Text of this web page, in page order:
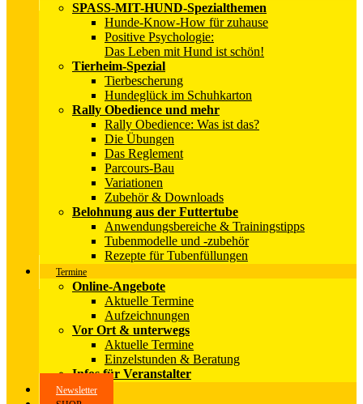
SPASS-MIT-HUND-Spezialthemen
Hunde-Know-How für zuhause
Positive Psychologie:
Das Leben mit Hund ist schön!
Tierheim-Spezial
Tierbescherung
Hundeglück im Schuhkarton
Rally Obedience und mehr
Rally Obedience: Was ist das?
Die Übungen
Das Reglement
Parcours-Bau
Variationen
Zubehör & Downloads
Belohnung aus der Futtertube
Anwendungsbereiche & Trainingstipps
Tubenmodelle und -zubehör
Rezepte für Tubenfüllungen
Termine
Online-Angebote
Aktuelle Termine
Aufzeichnungen
Vor Ort & unterwegs
Aktuelle Termine
Einzelstunden & Beratung
Infos für Veranstalter
Newsletter